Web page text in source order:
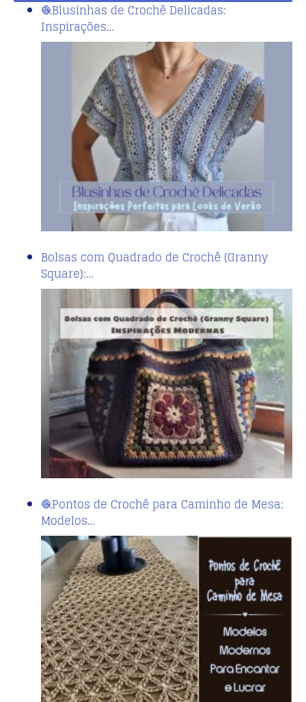
🧶Blusinhas de Crochê Delicadas:
Inspirações…
Bolsas com Quadrado de Crochê (Granny
Square):…
🧶Pontos de Crochê para Caminho de Mesa:
Modelos…